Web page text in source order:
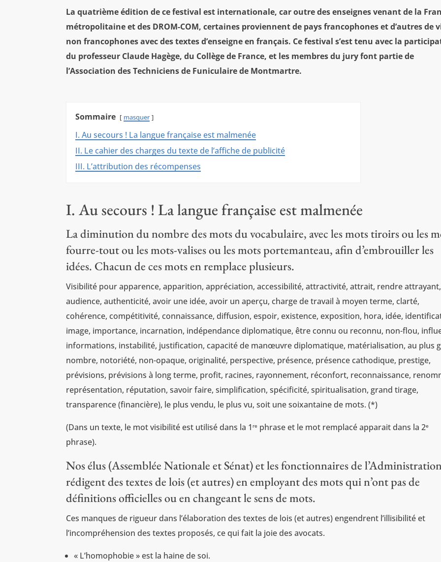
La quatrième édition de ce festival est internationale, car outre des enseignes venant de la
métropolitaine et des DROM-COM, certaines proviennent de pays francophones et d’autres de
non francophones avec des textes d’enseigne en français. Ce festival s’est tenu avec la
du professeur Claude Hagège, du Collège de France, et les membres du jury font partie de
l’Association des Techniciens de Funiculaire de Montmartre.
Sommaire masquer
I. Au secours ! La langue française est malmenée
II. Le cahier des charges du texte de l’affiche de publicité
III. L’attribution des récompenses
I. Au secours ! La langue française est malmenée
La diminution du nombre des mots du vocabulaire, avec les mots tiroirs ou les
fourre-tout ou les mots-valises ou les mots portemanteau, afin d’embrouiller les
idées. Chacun de ces mots en remplace plusieurs.
Visibilité pour apparence, apparition, appréciation, accessibilité, attractivité, attrait, rendre attrayant,
audience, authenticité, avoir une idée, avoir un aperçu, charge de travail à moyen terme, clarté,
cohérence, compétitivité, connaissance, diffusion, espoir, existence, exposition, hora, idée,
image, importance, incarnation, indépendance diplomatique, être connu ou reconnu, non-flou,
informations, instabilité, justification, capacité de manœuvre diplomatique, matérialisation, au plus
nombre, notoriété, non-opaque, originalité, perspective, présence, présence cathodique, prestige,
prévisions, prévisions à long terme, profit, racines, rayonnement, réconfort, reconnaissance,
représentation, réputation, savoir faire, simplification, spécificité, spiritualisation, grand tirage,
transparence (financière), le plus vendu, le plus vu, soit une soixantaine de mots. (*)
(Dans un texte, le mot visibilité est utilisé dans la 1re phrase et le mot remplacé apparait dans la 2e
phrase).
Nos élus (Assemblée Nationale et Sénat) et les fonctionnaires de
rédigent des textes de lois (et autres) en employant des mots qui n’ont pas de
définitions officielles ou en changeant le sens de mots.
Ces manques de rigueur dans l’élaboration des textes de lois (et autres) engendrent l’illisibilité et
l’incompréhension des textes proposés, ce qui fait la joie des avocats.
« L’homophobie » est la haine de soi.